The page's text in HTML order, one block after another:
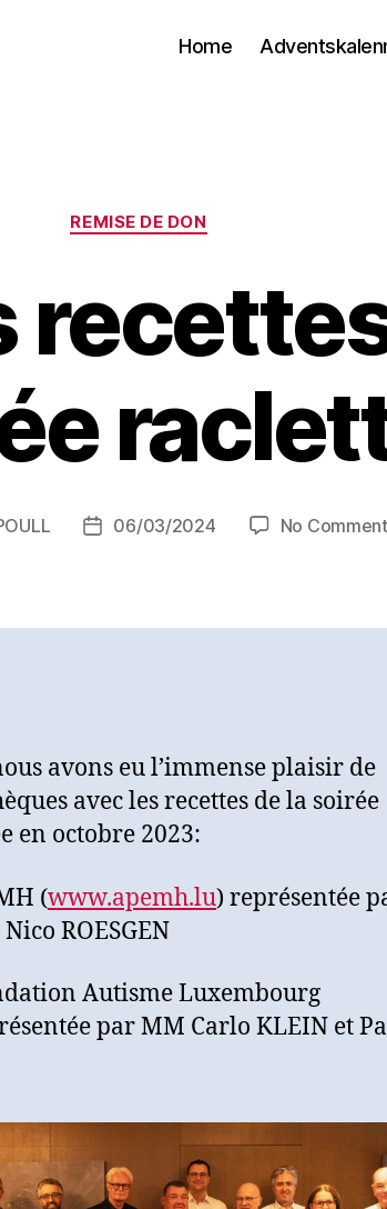
Home
Categories
REMISE DE DON
Post06/03/2024 No
avons eu l’immense plaisir de
avec les recettes de la soirée
en octobre 2023:
(www.apemh.lu) représentée
ROESGEN
Autisme Luxembourg
par MM Carlo KLEIN et